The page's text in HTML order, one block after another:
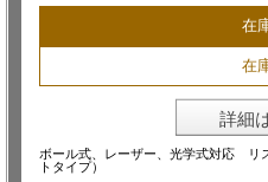
在
在
詳細
ボール式、レーザー、光学式対応 リ
トタイプ）